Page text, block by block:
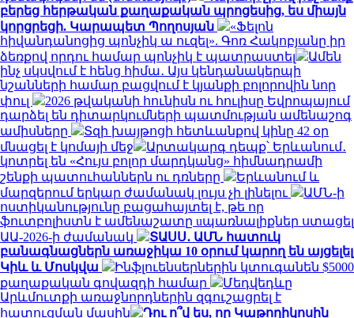
բերեց հերթական քաղաքական պրոցեսից, ես միայն
կորցրեցի. Կարապետ Պողոսյան
«Ֆելոն
հիվանդանոցից պոնչիկ ա ուզել». Գոռ Հակոբյանը իր
ձեռքով որդու համար պոնչիկ է պատրաստել
Ամեն
ինչ սկսվում է հենց հիմա․ Այս կենդանակերպի
նշանների համար բացվում է կյանքի բոլորովին նոր
փուլ
2026 թվականի հունիսն ու հուլիսը Եվրոպայում
դարձել են դիտարկումների պատմության ամենաշոգ
ամիսները
Տզի խայթոցի հետևանքով կինը 42 օր
մնացել է կոմայի մեջ
Արտակարգ դեպք՝ Երևանում․
կոտրել են «Հույս բոլոր մարդկանց» հիմնադրամի
շենքի պատուհաններն ու դռները
Երևանում և
մարզերում երկար ժամանակ լույս չի լինելու
ԱՄՆ-ի
ոստիկանությունը բացահայտել է, թե որ
ֆուտբոլիստն է ամենաշատը uպառնալիքներ ստացել
ԱԱ-2026-ի ժամանակ
ՏԱՍՍ․ ԱՄՆ հատուկ
բանագնացներն առաջիկա 10 օրում կարող են այցելել
Կիև և Մոսկվա
Ինֆլուենսերներին կտուգանեն $5000
քաղաքական գովազդի համար
Մեդվեդևը
Արևմուտքի առաջնորդներին զգուշացրել է
հատուցման մասին
Դու ո՞վ ես, որ Կաթողիկոսին